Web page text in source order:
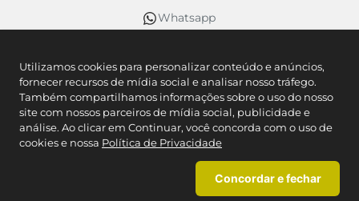
Utilizamos cookies para personalizar conteúdo e anúncios,
fornecer recursos de mídia social e analisar nosso tráfego.
Também compartilhamos informações sobre o uso do nosso
site com nossos parceiros de mídia social, publicidade e
análise. Ao clicar em Continuar, você concorda com o uso de
cookies e nossa Política de Privacidade
Concordar e fechar
Whatsapp
SEGURANÇA
FORMAS DE PAGAMENTO